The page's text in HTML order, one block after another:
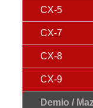
CX-5
CX-7
CX-8
CX-9
Demio /